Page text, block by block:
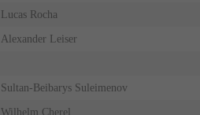
Lucas Rocha
Alexander Leiser
Sultan-Beibarys Suleimenov
Wilhelm Cherel